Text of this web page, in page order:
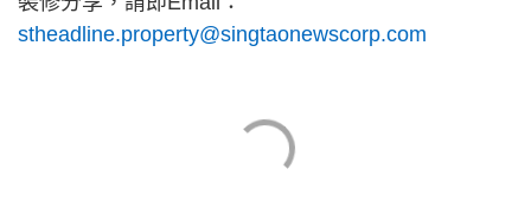
stheadline.property@singtaonewscorp.com